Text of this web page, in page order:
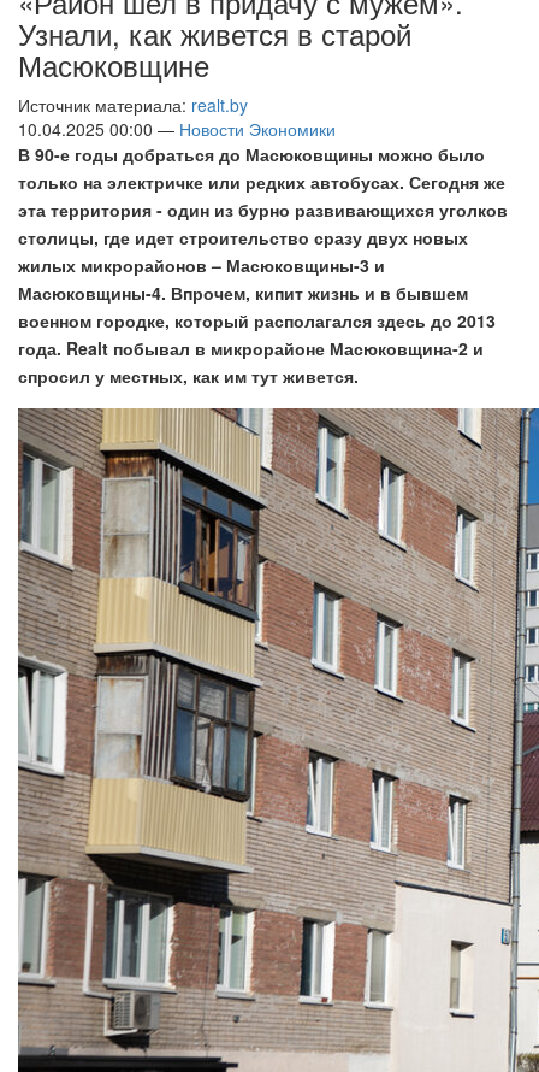
Узнали, как живется в старой
Масюковщине
Источник материала: realt.by
10.04.2025 00:00 — Новости Экономики
В 90-е годы добраться до Масюковщины можно было
только на электричке или редких автобусах. Сегодня же
эта территория - один из бурно развивающихся уголков
столицы, где идет строительство сразу двух новых
жилых микрорайонов – Масюковщины-3 и
Масюковщины-4. Впрочем, кипит жизнь и в бывшем
военном городке, который располагался здесь до 2013
года. Realt побывал в микрорайоне Масюковщина-2 и
спросил у местных, как им тут живется.